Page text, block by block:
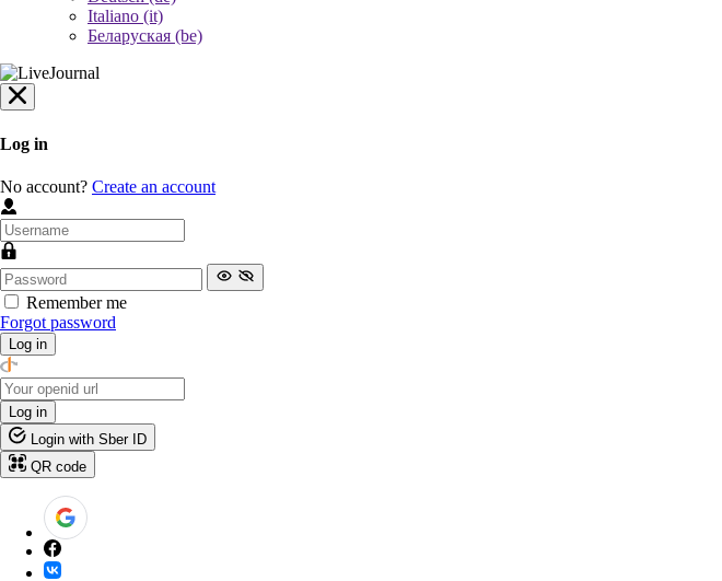
Italiano (it)
Беларуская (be)
Log in
No account? Create an account
Remember me
Forgot password
Log in
Log in
Login with Sber ID
QR code